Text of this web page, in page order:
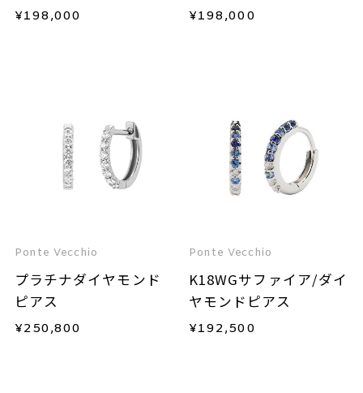
ア/ダイヤモンドピアス
¥198,000
ア/ダイヤモンドピアス
¥198,000
Ponte Vecchio
プラチナダイヤモンド
ピアス
¥250,800
Ponte Vecchio
K18WGサファイア/ダイ
ヤモンドピアス
¥192,500